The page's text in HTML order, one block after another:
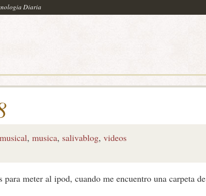
Diaria
, musica, salivablog, videos
meter al ipod, cuando me encuentro una carpeta de